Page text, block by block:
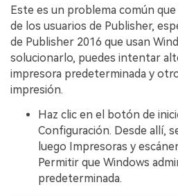
Este es un problema común
de los usuarios de Publisher,
de Publisher 2016 que usan
solucionarlo, puedes intentar
impresora predeterminada y
impresión.
Haz clic en el botón de
Configuración. Desde allí,
luego Impresoras y
Permitir que Windows
predeterminada.